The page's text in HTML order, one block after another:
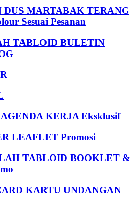
DUS MARTABAK TERANG
Sesuai Pesanan
TABLOID BULETIN
KERJA Eksklusif
LEAFLET Promosi
TABLOID BOOKLET &
KARTU UNDANGAN